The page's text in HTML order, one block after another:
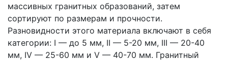
массивных гранитных образований, затем
сортируют по размерам и прочности.
Разновидности этого материала включают в себя
категории: I — до 5 мм, II — 5-20 мм, III — 20-40
мм, IV — 25-60 мм и V — 40-70 мм. Гранитный